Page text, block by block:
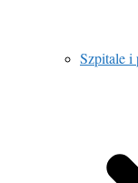
Szpitale i